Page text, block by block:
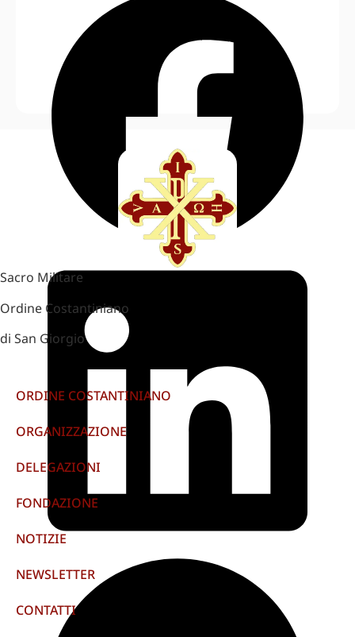
Sacro Militare
Ordine Costantiniano
di San Giorgio
ORDINE COSTANTINIANO
ORGANIZZAZIONE
DELEGAZIONI
FONDAZIONE
NOTIZIE
NEWSLETTER
CONTATTI